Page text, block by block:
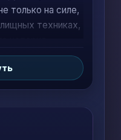
только на силе,
техниках,
цены мира,
взрослых